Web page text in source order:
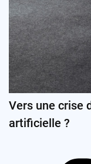
Vers une crise
artificielle ?